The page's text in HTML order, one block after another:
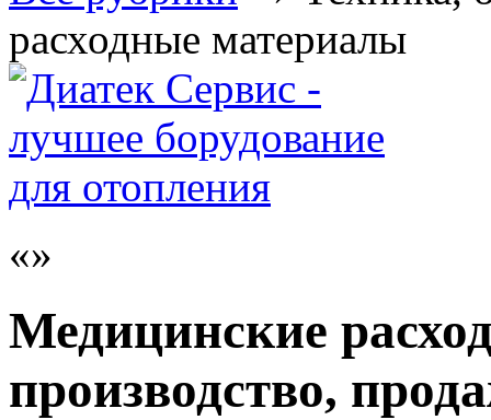
расходные материалы
Медицинские
производство,